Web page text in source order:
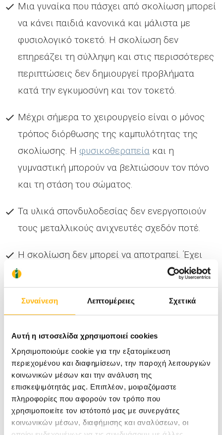
Συναίνεση Λεπτομέρειες Σχετικά
Αυτή η ιστοσελίδα χρησιμοποιεί cookies
Χρησιμοποιούμε cookie για την εξατομίκευση
περιεχομένου και διαφημίσεων, την παροχή λειτουργιών
κοινωνικών μέσων και την ανάλυση της
επισκεψιμότητάς μας. Επιπλέον, μοιραζόμαστε
πληροφορίες που αφορούν τον τρόπο που
χρησιμοποιείτε τον ιστότοπό μας με συνεργάτες
κοινωνικών μέσων, διαφήμισης και αναλύσεων, οι
Μια γυναίκα που πάσχει από σκολίωση µπορεί
να κάνει παιδιά κανονικά και µάλιστα µε
φυσιολογικό τοκετό. Η σκολίωση δεν
επηρεάζει τη σύλληψη και στις περισσότερες
περιπτώσεις δεν δηµιουργεί προβλήµατα
κατά την εγκυµοσύνη και τον τοκετό.
Μέχρι σήµερα το χειρουργείο είναι ο µόνος
τρόπος διόρθωσης της καµπυλότητας της
σκολίωσης. Η φυσικοθεραπεία και η
γυµναστική µπορούν να βελτιώσουν τον πόνο
και τη στάση του σώµατος.
Τα υλικά σπονδυλοδεσίας δεν ενεργοποιούν
τους µεταλλικούς ανιχνευτές σχεδόν ποτέ.
Η σκολίωση δεν µπορεί να αποτραπεί. Έχει
πλέον αποδειχθεί ότι δεν σχετίζεται µε το
κουβάληµα της σχολικής τσάντας ή µε
οτιδήποτε έκανε το παιδί ή ο γονιός.
Δεν πρέπει να κατηγορείτε τον εαυτό σας
επειδή δεν αναγνωρίσατε την καµπύλη στην
πλάτη του παιδιού σας. Η σκολίωση µπορεί να
επιδεινωθεί πολύ γρήγορα µέσα σε λίγους
µήνες, ιδιαίτερα κατά την εφηβεία.
Πολλοί πιστεύουν ότι µετά από ένα